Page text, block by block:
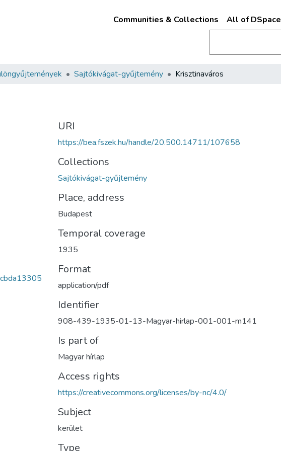
Communities & Collections All of DSpace
Sajtókivágat-gyűjtemény Krisztinaváros
URI
https://bea.fszek.hu/handle/20.500.14711/107658
Collections
Sajtókivágat-gyűjtemény
Place, address
Budapest
Temporal coverage
1935
Format
application/pdf
Identifier
908-439-1935-01-13-Magyar-hirlap-001-001-m141
Is part of
Magyar hírlap
Access rights
https://creativecommons.org/licenses/by-nc/4.0/
Subject
kerület
Type